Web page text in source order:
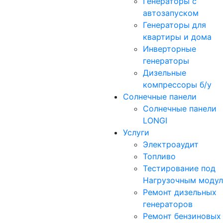
автозапуском
Генераторы для
квартиры и дома
Инверторные
генераторы
Дизельные
компрессоры б/у
Солнечные панели
Солнечные панели
LONGI
Услуги
Электроаудит
Топливо
Тестирование под
Нагрузочным
Ремонт дизельных
генераторов
Ремонт бензиновых